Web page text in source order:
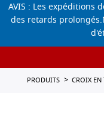
AVIS : Les
des retards
PRODUITS CROIX